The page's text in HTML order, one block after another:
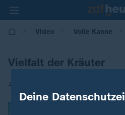
Video Volle Kanne
Vielfalt der Kräuter
11.09.2025 | 09:05
Deine